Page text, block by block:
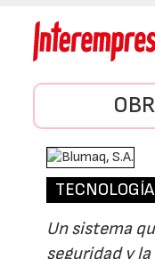
TECNOLOGÍA
Un sistema
seguridad y